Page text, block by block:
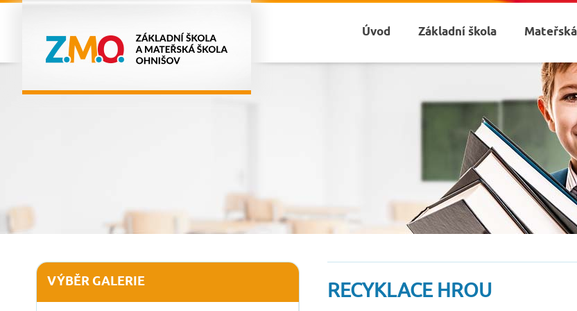
Úvod Základní škola
VÝBĚR GALERIE RECYKLACE HROU